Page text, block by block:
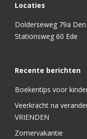
Locaties
Dolderseweg 79a
Stationsweg 60 Ede
Recente berichten
Boekentips voor
Veerkracht na
VRIENDEN
Zomervakantie